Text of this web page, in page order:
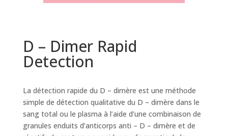
D – Dimer Rapid
Detection
La détection rapide du D – dimère est une méthode
simple de détection qualitative du D – dimère dans le
sang total ou le plasma à l’aide d’une combinaison de
granules enduits d’anticorps anti – D – dimère et de